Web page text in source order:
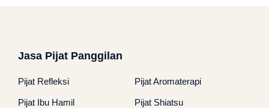
Jasa Pijat Panggilan
Pijat Refleksi Pijat Aromaterapi
Pijat Ibu Hamil Pijat Shiatsu